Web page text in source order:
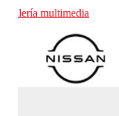
Galería multimedia